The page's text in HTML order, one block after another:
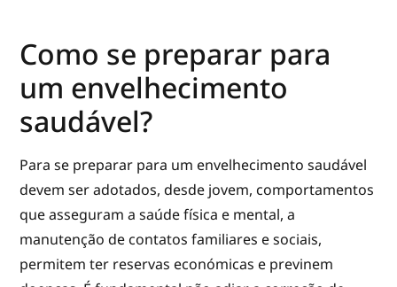
Como se preparar para
um envelhecimento
saudável?
Para se preparar para um envelhecimento saudável
devem ser adotados, desde jovem, comportamentos
que asseguram a saúde física e mental, a
manutenção de contatos familiares e sociais,
permitem ter reservas económicas e previnem